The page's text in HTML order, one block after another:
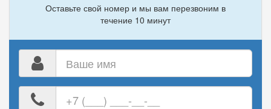
Оставьте свой номер и мы вам перезвоним в
течение 10 минут
номер